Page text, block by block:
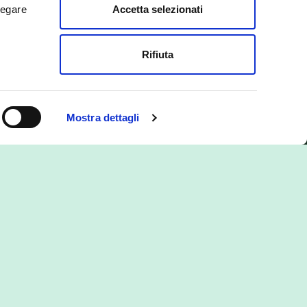
Mostra dettagli
Accetta selezionati
Rifiuta
Contattaci